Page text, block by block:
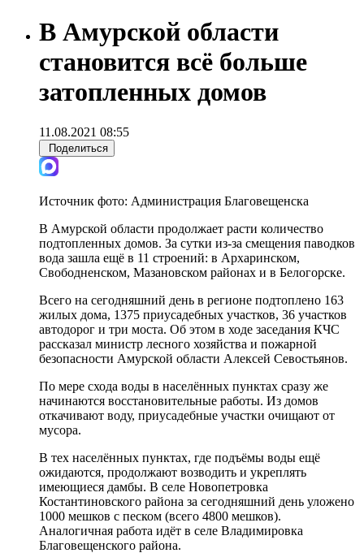
В Амурской области
становится всё больше
затопленных домов
11.08.2021 08:55
Поделиться
Источник фото: Администрация Благовещенска
В Амурской области продолжает расти количество
подтопленных домов. За сутки из-за смещения паводков
вода зашла ещё в 11 строений: в Архаринском,
Свободненском, Мазановском районах и в Белогорске.
Всего на сегодняшний день в регионе подтоплено 163
жилых дома, 1375 приусадебных участков, 36 участков
автодорог и три моста. Об этом в ходе заседания КЧС
рассказал министр лесного хозяйства и пожарной
безопасности Амурской области Алексей Севостьянов.
По мере схода воды в населённых пунктах сразу же
начинаются восстановительные работы. Из домов
откачивают воду, приусадебные участки очищают от
мусора.
В тех населённых пунктах, где подъёмы воды ещё
ожидаются, продолжают возводить и укреплять
имеющиеся дамбы. В селе Новопетровка
Костантиновского района за сегодняшний день уложено
1000 мешков с песком (всего 4800 мешков).
Аналогичная работа идёт в селе Владимировка
Благовещенского района.